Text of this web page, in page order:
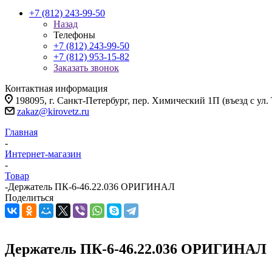
+7 (812) 243-99-50
Назад
Телефоны
+7 (812) 243-99-50
+7 (812) 953-15-82
Заказать звонок
Контактная информация
198095, г. Санкт-Петербург, пер. Химический 1П (въезд с
zakaz@kirovetz.ru
Главная
-
Интернет-магазин
-
Товар
-Держатель ПК-6-46.22.036 ОРИГИНАЛ
Поделиться
Держатель ПК-6-46.22.036 ОРИГИНАЛ